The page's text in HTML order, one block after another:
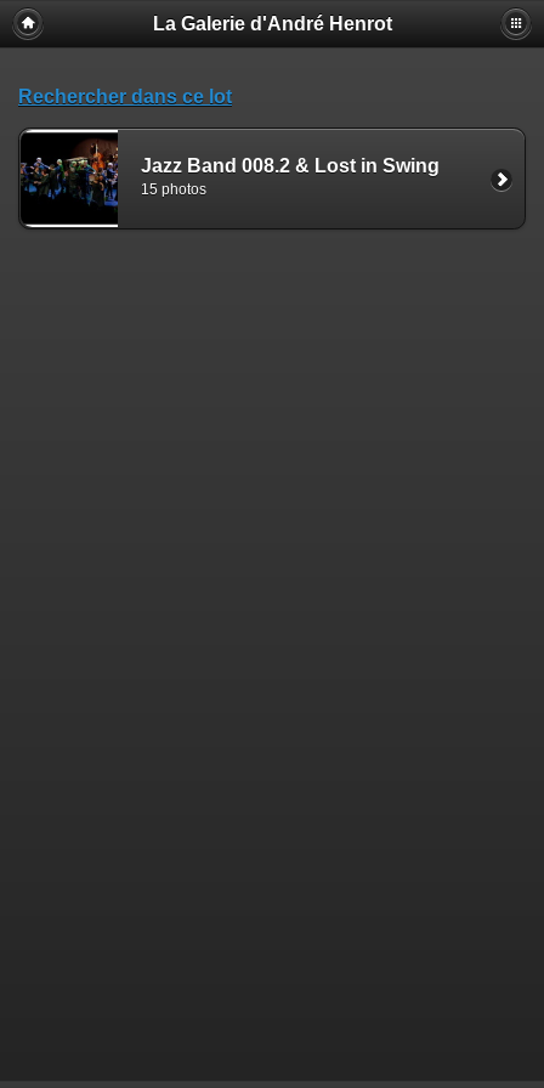
La Galerie d'André Henrot
Rechercher dans ce lot
Jazz Band 008.2 & Lost in Swing
15 photos